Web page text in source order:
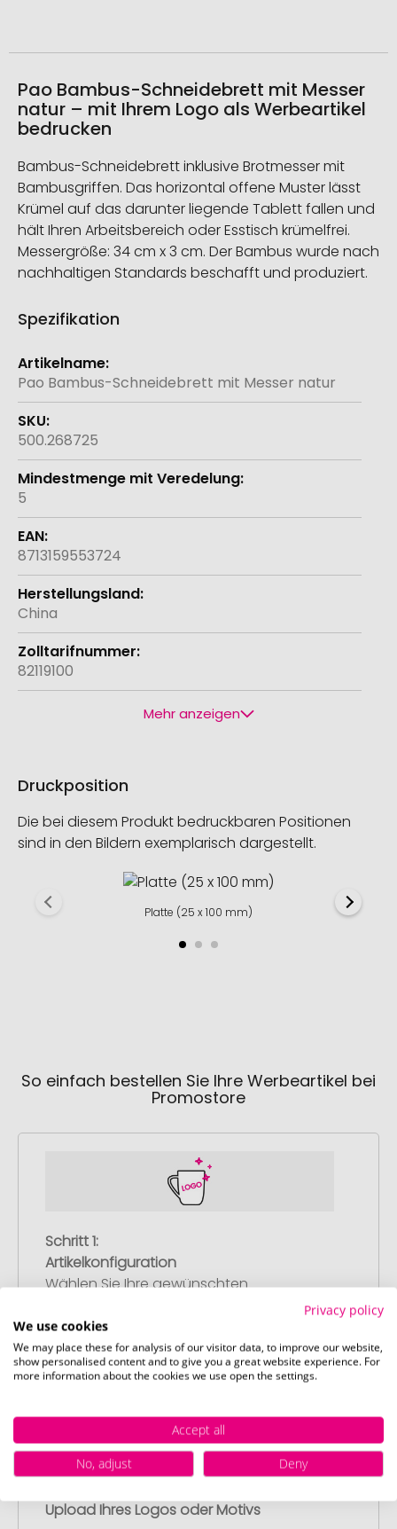
Pao Bambus-Schneidebrett mit Messer
natur – mit Ihrem Logo als Werbeartikel
bedrucken
Bambus-Schneidebrett inklusive Brotmesser mit
Bambusgriffen. Das horizontal offene Muster lässt
Krümel auf das darunter liegende Tablett fallen und
hält Ihren Arbeitsbereich oder Esstisch krümelfrei.
Messergröße: 34 cm x 3 cm. Der Bambus wurde nach
nachhaltigen Standards beschafft und produziert.
Spezifikation
Weitere
Informationen
Pao Bambus-Schneidebrett mit Messer natur
500.268725
5
8713159553724
China
82119100
Mehr anzeigen
Druckposition
Die bei diesem Produkt bedruckbaren Positionen
sind in den Bildern exemplarisch dargestellt.
Platte (25 x 100 mm)
So einfach bestellen Sie Ihre Werbeartikel bei
Promostore
Schritt 1:
Artikelkonfiguration
Wählen Sie Ihre gewünschten
Werbeartikel aus und passen Sie diese
nach Ihren Vorstellungen an.
Anschließend legen Sie die konfigurierten
Artikel in Ihren Warenkorb.
Upload Ihres Logos oder Motivs
Privacy policy
We use cookies
We may place these for analysis of our visitor data, to improve our website,
show personalised content and to give you a great website experience. For
more information about the cookies we use open the settings.
Accept all
No, adjust
Deny